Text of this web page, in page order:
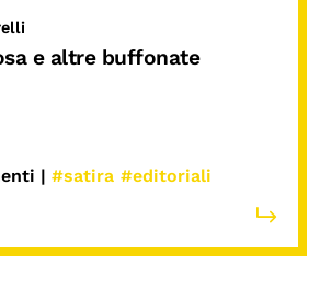
e altre buffonate
| #satira #editoriali